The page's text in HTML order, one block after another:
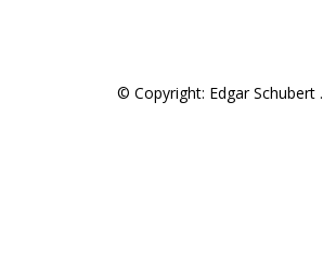
© Copyright: Edgar Schubert .